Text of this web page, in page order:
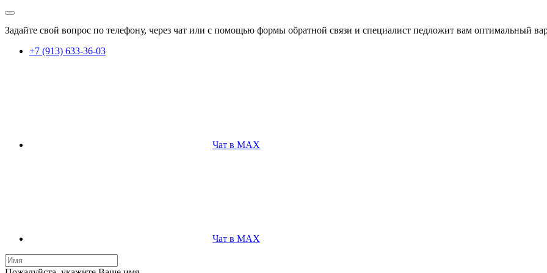
Задайте свой вопрос по телефону, через чат или с помощью формы обратной связи и специалист педложит вам оптимальный
+7 (913) 633-36-03
Чат в MAX
Чат в MAX